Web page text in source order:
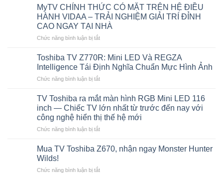
tầm
Hình
ảnh,
Âm
thanh
Khám
phá
Nội
dung
Trí
tuệ
Nhân
(AI)
REGZA
Toshiba
TV
tôn
vinh
hoa
điện
ảnh
tại
hoan
Phim
Quốc
tế
Tokyo
TV
VIỆT
NAM
ĐỒNG
HÀNH
KHÁCH
HÀNG
KHẮC
PHỤC
QUẢ
SAU
BÃO
SỐ
10
BUALOI
MyTV CHÍNH THỨC CÓ MẶT TRÊN HỆ ĐIỀU
HÀNH VIDAA – TRẢI NGHIỆM GIẢI TRÍ ĐỈNH
CAO NGAY TẠI NHÀ
Chức năng bình luận bị tắtở
CHÍNH
THỨC
CÓ
MẶT
HỆ
ĐIỀU
HÀNH
VIDAA
–
NGHIỆM
Toshiba TV Z770R: Mini LED Và REGZA
Intelligence Tái Định Nghĩa Chuẩn Mực Hình Ảnh
Chức năng bình luận bị tắtở
TV
Z770R:
Mini
LED
Và
Intelligence
Nghĩa
TV Toshiba ra mắt màn hình RGB Mini LED 116
inch — Chiếc TV lớn nhất từ trước đến nay với
công nghệ hiển thị thế hệ mới
Chức năng bình luận bị tắtở
Toshiba
màn
Mua TV Toshiba Z670, nhận ngay Monster Hunter
Wilds!
Chức năng bình luận bị tắtở